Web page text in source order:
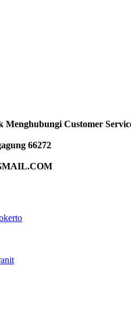
Customer
66272